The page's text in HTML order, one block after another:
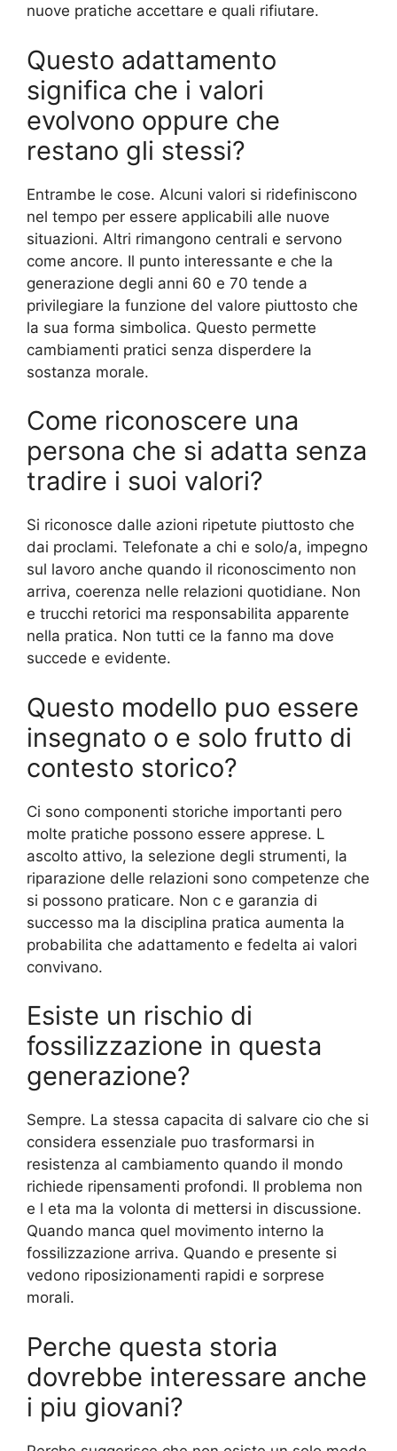
nuove pratiche accettare e quali rifiutare.
Questo adattamento
significa che i valori
evolvono oppure che
restano gli stessi?
Entrambe le cose. Alcuni valori si ridefiniscono
nel tempo per essere applicabili alle nuove
situazioni. Altri rimangono centrali e servono
come ancore. Il punto interessante e che la
generazione degli anni 60 e 70 tende a
privilegiare la funzione del valore piuttosto che
la sua forma simbolica. Questo permette
cambiamenti pratici senza disperdere la
sostanza morale.
Come riconoscere una
persona che si adatta senza
tradire i suoi valori?
Si riconosce dalle azioni ripetute piuttosto che
dai proclami. Telefonate a chi e solo/a, impegno
sul lavoro anche quando il riconoscimento non
arriva, coerenza nelle relazioni quotidiane. Non
e trucchi retorici ma responsabilita apparente
nella pratica. Non tutti ce la fanno ma dove
succede e evidente.
Questo modello puo essere
insegnato o e solo frutto di
contesto storico?
Ci sono componenti storiche importanti pero
molte pratiche possono essere apprese. L
ascolto attivo, la selezione degli strumenti, la
riparazione delle relazioni sono competenze che
si possono praticare. Non c e garanzia di
successo ma la disciplina pratica aumenta la
probabilita che adattamento e fedelta ai valori
convivano.
Esiste un rischio di
fossilizzazione in questa
generazione?
Sempre. La stessa capacita di salvare cio che si
considera essenziale puo trasformarsi in
resistenza al cambiamento quando il mondo
richiede ripensamenti profondi. Il problema non
e l eta ma la volonta di mettersi in discussione.
Quando manca quel movimento interno la
fossilizzazione arriva. Quando e presente si
vedono riposizionamenti rapidi e sorprese
morali.
Perche questa storia
dovrebbe interessare anche
i piu giovani?